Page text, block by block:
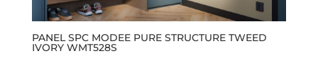
PANEL SPC MODEE PURE STRUCTURE TWEED
IVORY WMT528S